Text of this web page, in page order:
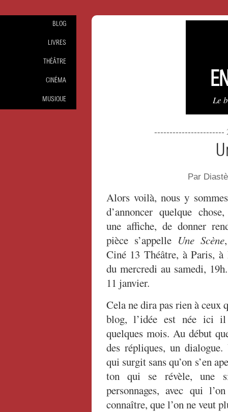
Le
-----------------------
Par
Alors voilà, nous y
d’annoncer quelque
une affiche, de donner
pièce s’appelle Une Scène
Ciné 13 Théâtre, à Paris,
du mercredi au samedi,
11 janvier.
Cela ne dira pas rien à ceux
blog, l’idée est née ici
quelques mois. Au début
des répliques, un
qui surgit sans qu’on s’en
ton qui se révèle, une
personnages, avec qui
connaître, que l’on ne veut
BLOG
LIVRES
THÉÂTRE
CINÉMA
MUSIQUE